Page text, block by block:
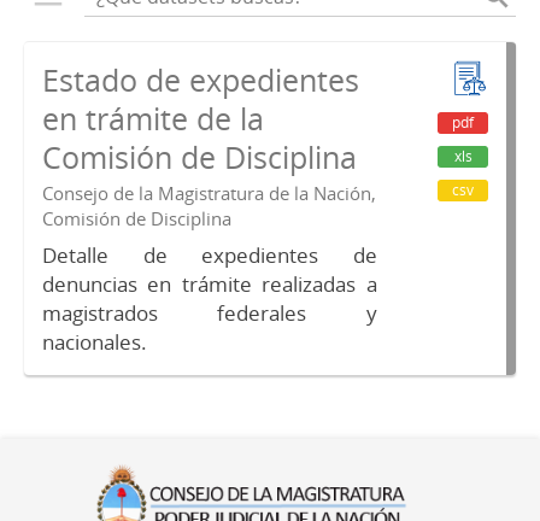
Estado de expedientes
en trámite de la
Comisión de Disciplina
Consejo de la Magistratura de la Nación,
Comisión de Disciplina
Detalle de expedientes de
denuncias en trámite realizadas a
magistrados federales y
nacionales.
pdf
xls
csv